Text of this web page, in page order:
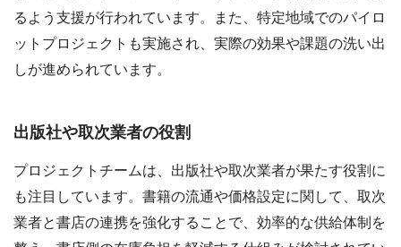
るよう支援が行われています。また、特定地域でのパイロ
ットプロジェクトも実施され、実際の効果や課題の洗い出
しが進められています。
出版社や取次業者の役割
プロジェクトチームは、出版社や取次業者が果たす役割に
も注目しています。書籍の流通や価格設定に関して、取次
業者と書店の連携を強化することで、効率的な供給体制を